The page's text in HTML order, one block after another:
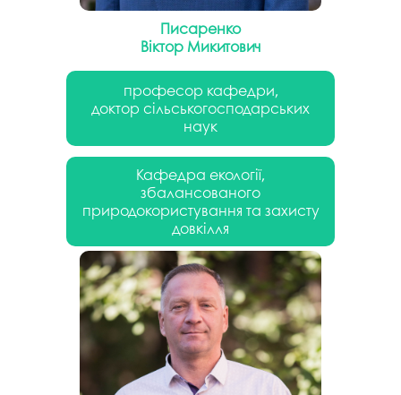
Писаренко
Віктор Микитович
професор кафедри,
доктор сільськогосподарських
наук
Кафедра екології,
збалансованого
природокористування та захисту
довкілля